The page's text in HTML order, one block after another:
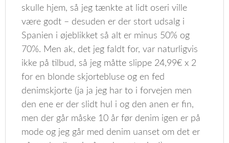
skulle hjem, så jeg tænkte at lidt oseri ville
være godt – desuden er der stort udsalg i
Spanien i øjeblikket så alt er minus 50% og
70%. Men ak, det jeg faldt for, var naturligvis
ikke på tilbud, så jeg måtte slippe 24,99€ x 2
for en blonde skjortebluse og en fed
denimskjorte (ja ja jeg har to i forvejen men
den ene er der slidt hul i og den anen er fin,
men der går måske 10 år før denim igen er på
mode og jeg går med denim uanset om det er